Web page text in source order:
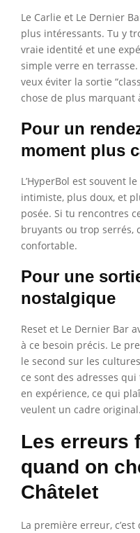
Le Carlie et Le Dernier
plus intéressants. Tu y
vraie identité et une
simple verre en
veux éviter la sortie
chose de plus marquant
Pour un
moment plus
L’HyperBol est souvent
intimiste, plus doux, et
posée. Si tu rencontres
bruyants ou trop serrés,
confortable.
Pour une
nostalgique
Reset et Le Dernier Bar
à ce besoin précis. Le
le second sur les
ce sont des adresses
en expérience, ce qui
veulent un cadre original.
Les erreurs
quand on
Châtelet
La première erreur,